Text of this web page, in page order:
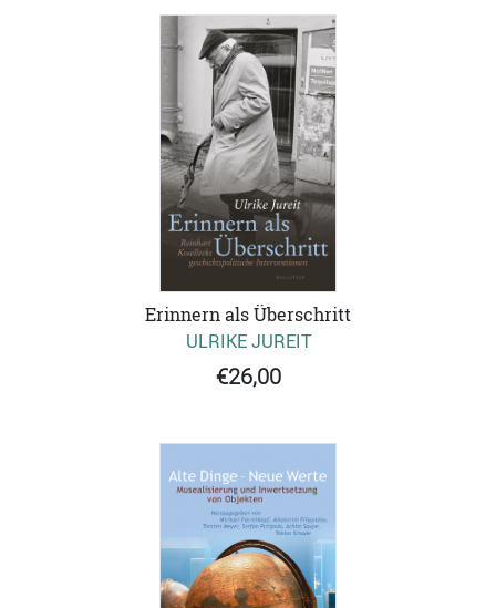
Erinnern als Überschritt
ULRIKE JUREIT
€26,00